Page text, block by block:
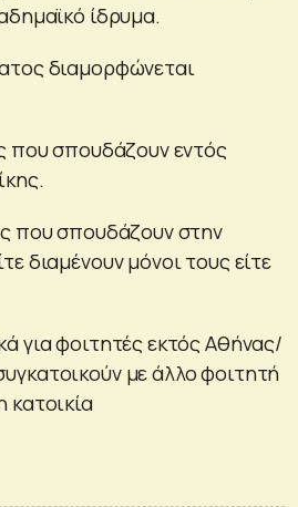
ίδρυμα.
διαμορφώνεται
που σπουδάζουν εντός
που σπουδάζουν στην
διαμένουν μόνοι τους είτε
για φοιτητές εκτός Αθήνας/
με άλλο φοιτητή
κατοικία